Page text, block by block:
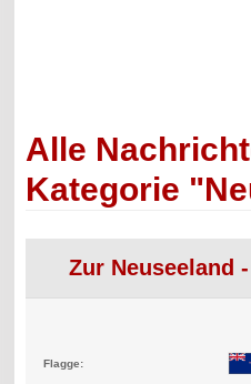
Alle
Kategorie
Zur Neuseeland
Flagge: